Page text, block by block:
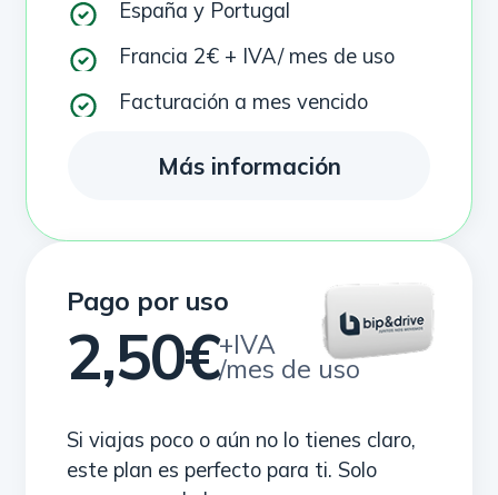
España y Portugal
Francia 2€ + IVA/ mes de uso
Facturación a mes vencido
Más información
Pago por uso
2,50€+IVA
/mes de uso
Si viajas poco o aún no lo tienes claro,
este plan es perfecto para ti. Solo